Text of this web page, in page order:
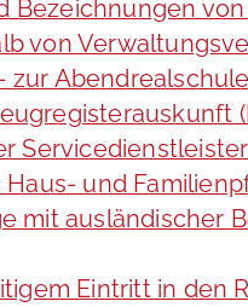
Bezeichnungen
von
und
mit ausländischer
Eintritt in den